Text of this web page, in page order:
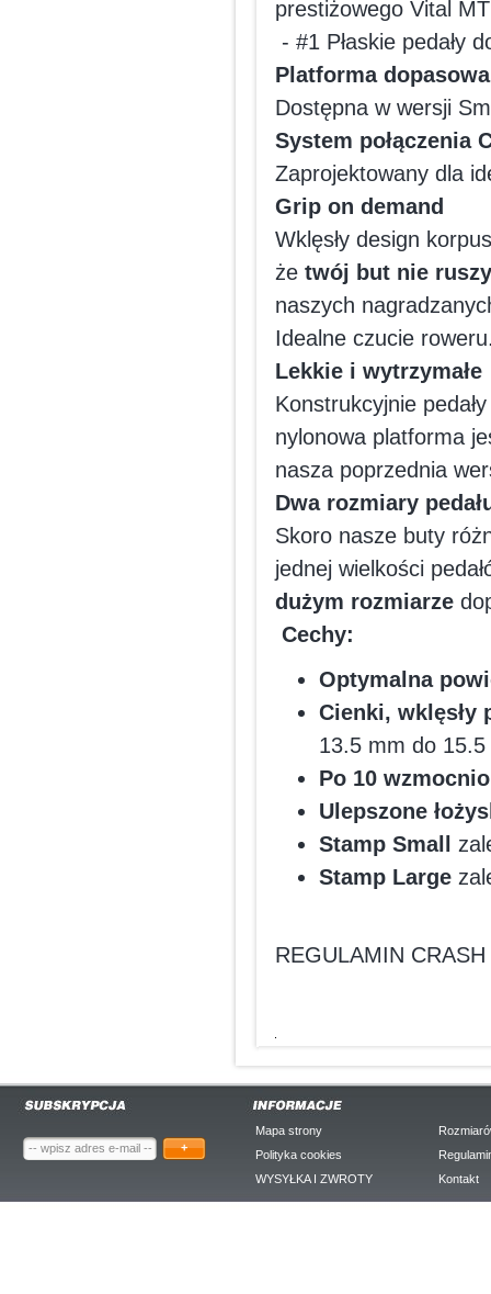
prestiżowego Vital
- #1 Płaskie pedały
Platforma
Dostępna w wersji
System połączenia
Zaprojektowany dla
Grip on demand
Wklęsły design
że twój but nie
naszych
Idealne czucie
Lekkie i wytrzymałe
Konstrukcyjnie
nylonowa platforma
nasza poprzednia
Dwa rozmiary
Skoro nasze buty
jednej wielkości
dużym rozmiarze
Cechy:
Optymalna
Cienki, wklęsły
13.5 mm do
Po 10
Ulepszone
Stamp Small
Stamp Large
REGULAMIN
+
Mapa strony
Polityka cookies
WYSYŁKA I ZWROTY
Kontakt